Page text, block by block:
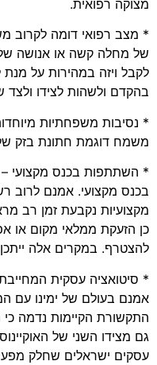
מצוקה רפואית.
* מצב רפואי דומה לקרוב
של מחלה קשה או אנושה
לקבל ויזה במהירות על
בהקדם ולשהות לצידו
* נסיבות משפחתיות
משמח דוגמת חתונת בזק
* השתתפות בכנס
בכנס מקצועי. אמנם לרוב
מקצועיות נקבעת זמן רב
כן הזעקת ממלאי מקום או
להצטרף. במקרים אלה
* סיטואציה עסקית
אמנם בעולם של ימינו עם
התקשורת הקיימות נדמה כי
גם מצידו השני של
עסקים ישראלים שחלק